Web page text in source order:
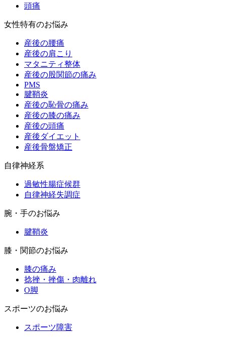
頭痛
女性特有のお悩み
産後の腰痛
産後の肩こり
マタニティ整体
産後の股関節の痛み
PMS
腱鞘炎
産後の恥骨の痛み
産後の膝の痛み
産後の頭痛
産後ダイエット
産後骨盤矯正
自律神経系
過敏性腸症候群
自律神経失調症
腕・手のお悩み
腱鞘炎
膝・関節のお悩み
膝の痛み
捻挫・挫傷・肉離れ
O脚
スポーツのお悩み
スポーツ障害